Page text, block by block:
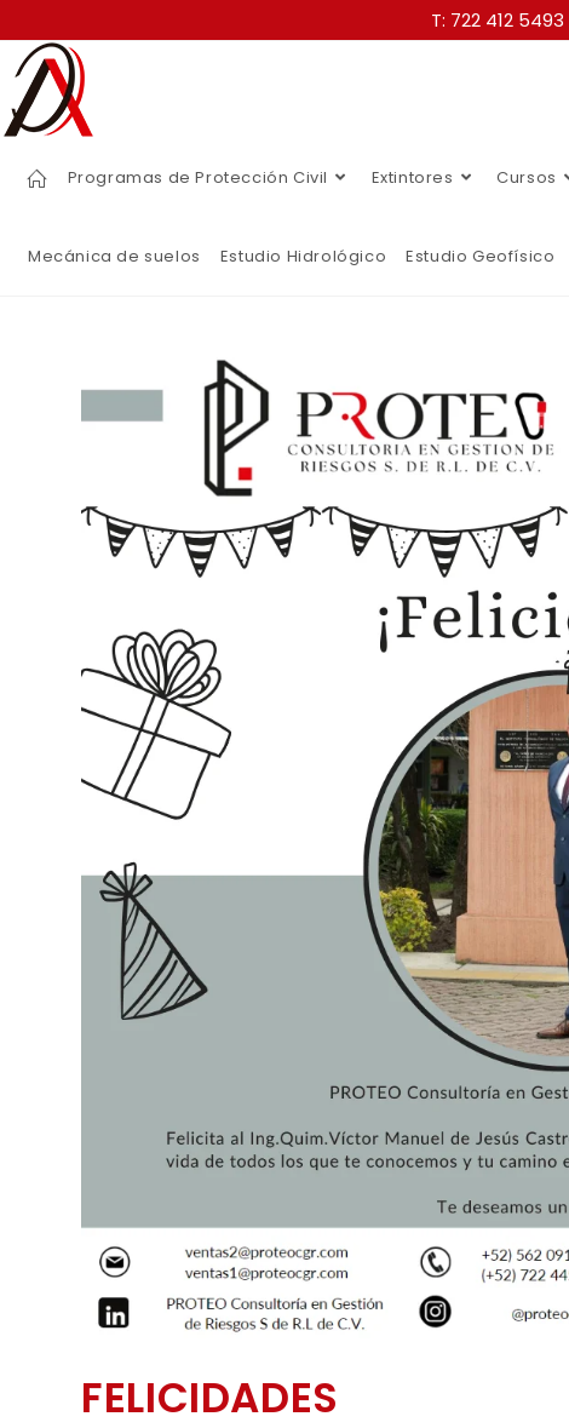
T: 722 412 5493
Programas de Protección Civil Extintores Cursos
Mecánica de suelos Estudio Hidrológico Estudio Geofísico
FELICIDADES